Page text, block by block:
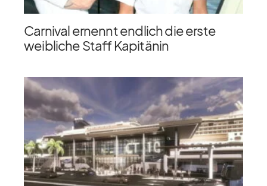
Carnival ernennt endlich die erste
weibliche Staff Kapitänin